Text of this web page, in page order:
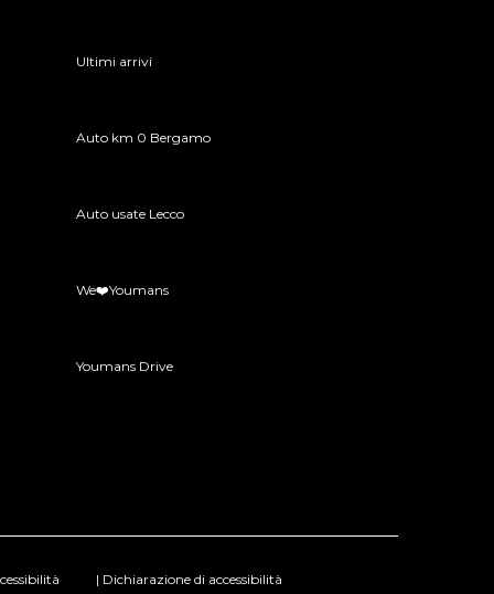
Ultimi arrivi
Auto km 0 Bergamo
Auto usate Lecco
We❤️Youmans
Youmans Drive
| Dichiarazione di accessibilità